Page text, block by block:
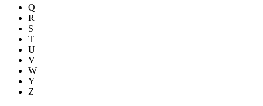
Q
R
S
T
U
V
W
Y
Z